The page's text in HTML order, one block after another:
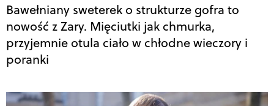
Bawełniany sweterek o strukturze gofra to
nowość z Zary. Mięciutki jak chmurka,
przyjemnie otula ciało w chłodne wieczory i
poranki